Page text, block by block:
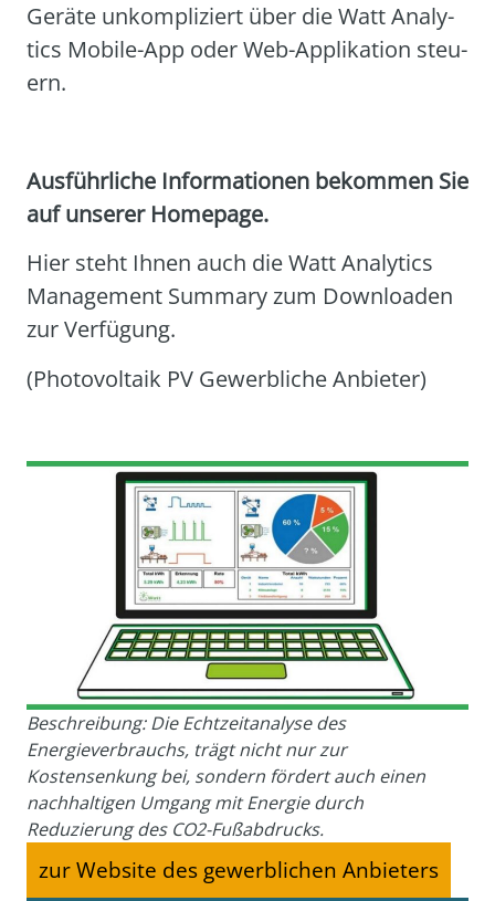
Gerä­te unkom­pli­ziert über die Watt Ana­ly­
tics Mobi­le-App oder Web-Appli­ka­ti­on steu­
ern.
Aus­führ­li­che Infor­ma­tio­nen bekom­men Sie
auf unse­rer Home­page.
Hier steht Ihnen auch die Watt Ana­ly­tics
Manage­ment Sum­ma­ry zum Down­loa­den
zur Ver­fü­gung.
(Pho­to­vol­ta­ik PV Gewerb­li­che Anbie­ter)
Beschreibung: Die Echtzeitanalyse des
Energieverbrauchs, trägt nicht nur zur
Kostensenkung bei, sondern fördert auch einen
nachhaltigen Umgang mit Energie durch
Reduzierung des CO2-Fußabdrucks.
zur Website des gewerblichen Anbieters